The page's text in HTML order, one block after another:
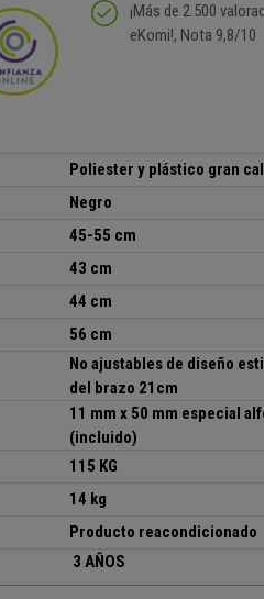
¡Más de 2.500
eKomi!, Nota 9,8/10
Poliester y plástico gran
Negro
45-55 cm
43 cm
44 cm
56 cm
No ajustables de diseño
del brazo 21cm
11 mm x 50 mm especial
(incluido)
115 KG
14 kg
Producto reacondicionado
3 AÑOS